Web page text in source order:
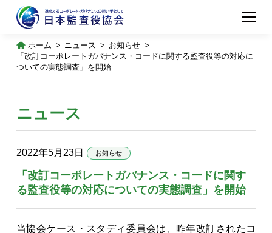
ホーム ニュース
お知らせ
「改訂コーポレートガバナンス・コードに関する監査役等の対応に
ついての実態調査」を開始
ニュース
2022年5月23日 お知らせ
「改訂コーポレートガバナンス・コードに関す
る監査役等の対応についての実態調査」を開始
当協会ケース・スタディ委員会は、昨年改訂されたコ